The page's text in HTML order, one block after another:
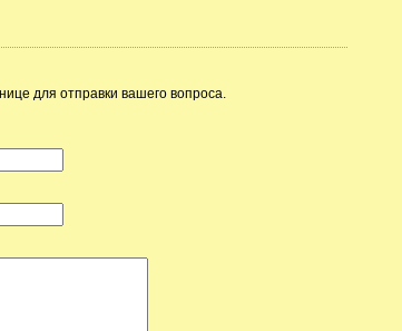
для отправки вашего вопроса.